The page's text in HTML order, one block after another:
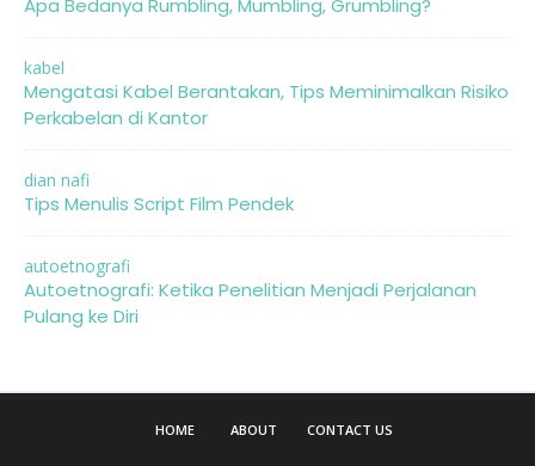
Apa Bedanya Rumbling, Mumbling, Grumbling?
kabel
Mengatasi Kabel Berantakan, Tips Meminimalkan Risiko
Perkabelan di Kantor
dian nafi
Tips Menulis Script Film Pendek
autoetnografi
Autoetnografi: Ketika Penelitian Menjadi Perjalanan
Pulang ke Diri
HOME ABOUT CONTACT US